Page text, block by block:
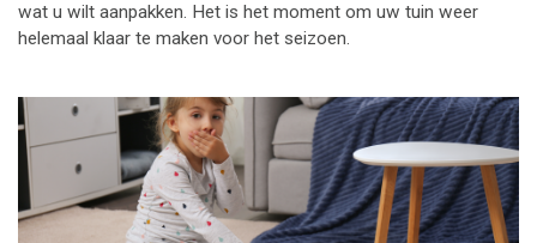
wat u wilt aanpakken. Het is het moment om uw tuin weer
helemaal klaar te maken voor het seizoen.